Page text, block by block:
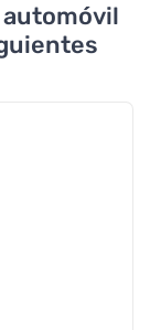
automóvil